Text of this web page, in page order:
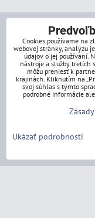
obchodná
Cookies používame na
webovej stránky, analýzu
údajov o jej používaní.
nástroje a služby tretích
môžu preniesť k
krajinách. Kliknutím na
svoj súhlas s týmto
podrobné informácie
Ukázať podrobnosti